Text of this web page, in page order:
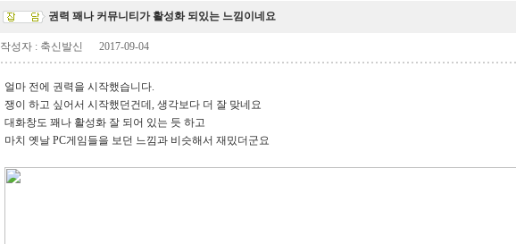
권력 꽤나 커뮤니티가 활성화 되있는 느낌이네요
작성자 : 축신발신 2017-09-04
얼마 전에 권력을 시작했습니다.
쟁이 하고 싶어서 시작했던건데, 생각보다 더 잘 맞네요
대화창도 꽤나 활성화 잘 되어 있는 듯 하고
마치 옛날 PC게임들을 보던 느낌과 비슷해서 재밌더군요